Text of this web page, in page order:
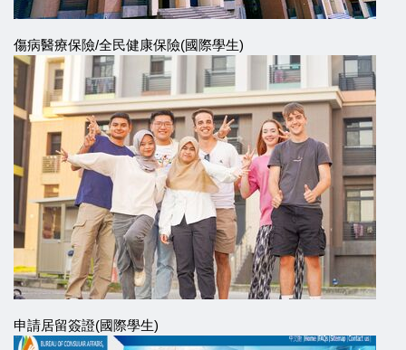
傷病醫療保險/全民健康保險(國際學生)
申請居留簽證(國際學生)